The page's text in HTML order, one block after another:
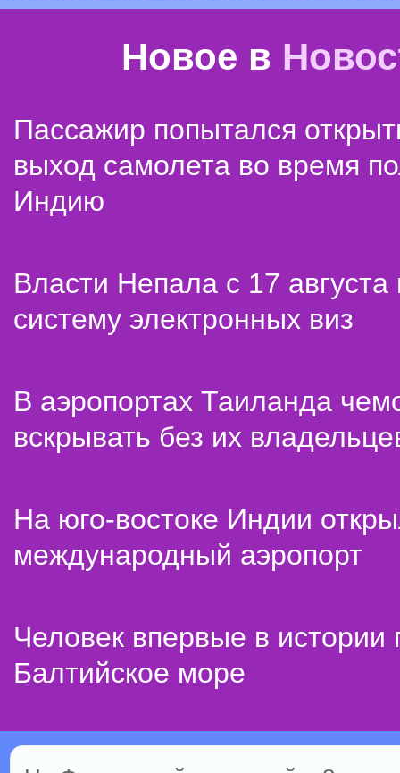
Новое в
Пассажир попытался
выход самолета во время
Индию
Власти Непала с 17 августа
систему электронных виз
В аэропортах Таиланда
вскрывать без их
На юго-востоке Индии
международный аэропорт
Человек впервые в истории
Балтийское море